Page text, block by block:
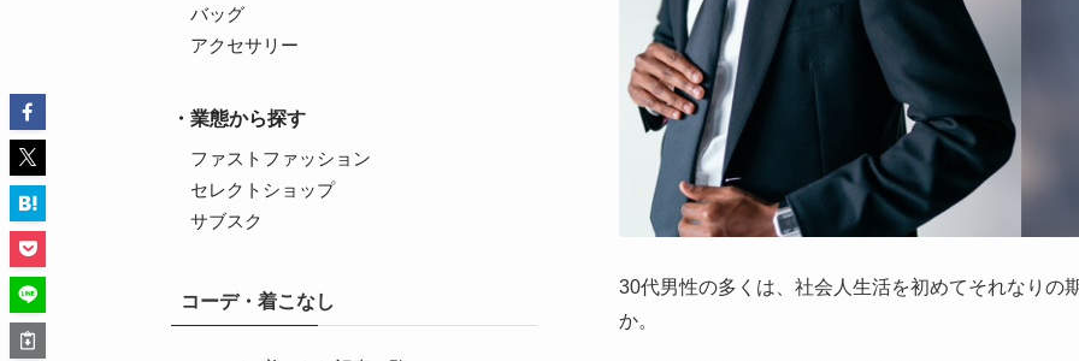
30代男性の多くは、社会人生活を初めてそれなりの
か。
バッグ
アクセサリー
業態から探す
ファストファッション
セレクトショップ
サブスク
コーデ・着こなし